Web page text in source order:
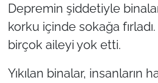
Depremin şiddetiyle
korku içinde sokağa
birçok aileyi yok etti.
Yıkılan binalar, insanların